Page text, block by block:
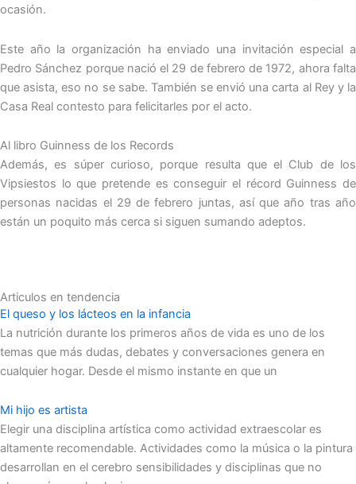
ocasión.
Este año la organización ha enviado una invitación especial a
Pedro Sánchez porque nació el 29 de febrero de 1972, ahora falta
que asista, eso no se sabe. También se envió una carta al Rey y la
Casa Real contesto para felicitarles por el acto.
Al libro Guinness de los Records
Además, es súper curioso, porque resulta que el Club de los
Vipsiestos lo que pretende es conseguir el récord Guinness de
personas nacidas el 29 de febrero juntas, así que año tras año
están un poquito más cerca si siguen sumando adeptos.
Articulos en tendencia
El queso y los lácteos en la infancia
La nutrición durante los primeros años de vida es uno de los
temas que más dudas, debates y conversaciones genera en
cualquier hogar. Desde el mismo instante en que un
Mi hijo es artista
Elegir una disciplina artística como actividad extraescolar es
altamente recomendable. Actividades como la música o la pintura
desarrollan en el cerebro sensibilidades y disciplinas que no